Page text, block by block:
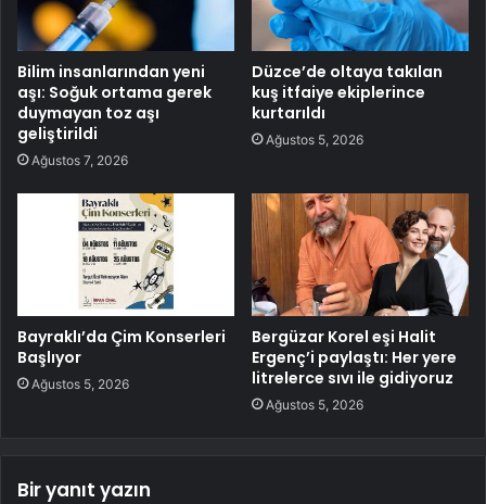
Bilim insanlarından yeni
aşı: Soğuk ortama gerek
duymayan toz aşı
geliştirildi
Ağustos 7, 2026
Düzce’de oltaya takılan
kuş itfaiye ekiplerince
kurtarıldı
Ağustos 5, 2026
Bayraklı’da Çim Konserleri
Başlıyor
Ağustos 5, 2026
Bergüzar Korel eşi Halit
Ergenç’i paylaştı: Her yere
litrelerce sıvı ile gidiyoruz
Ağustos 5, 2026
Bir yanıt yazın